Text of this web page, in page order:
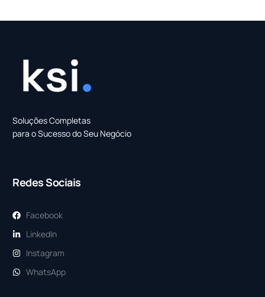
Soluções Completas
para o Sucesso do Seu Negócio
Redes Sociais
Facebook
LinkedIn
Instagram
WhatsApp